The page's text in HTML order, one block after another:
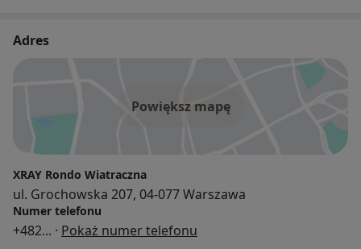
Adres
Powiększ mapę
XRAY Rondo Wiatraczna
ul. Grochowska 207, 04-077 Warszawa
Numer telefonu
+482... · Pokaż numer telefonu